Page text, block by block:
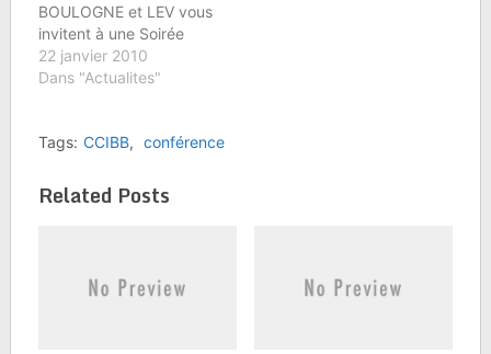
BOULOGNE et LEV vous
invitent à une Soirée
Conférence-Débat du
Rav Elie LEMMEL :
l'Adolescent en crise
d'aujourd'hui :
"Recherche repères
au Centre…
22 janvier 2010
Dans "Actualites"
Tags: CCIBB, conférence
Related Posts